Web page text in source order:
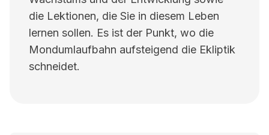
die Lektionen, die Sie in diesem Leben
lernen sollen. Es ist der Punkt, wo die
Mondumlaufbahn aufsteigend die Ekliptik
schneidet.